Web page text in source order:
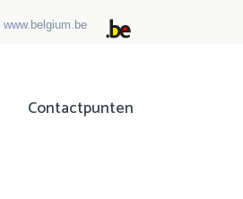
www.belgium.be
Contactpunten